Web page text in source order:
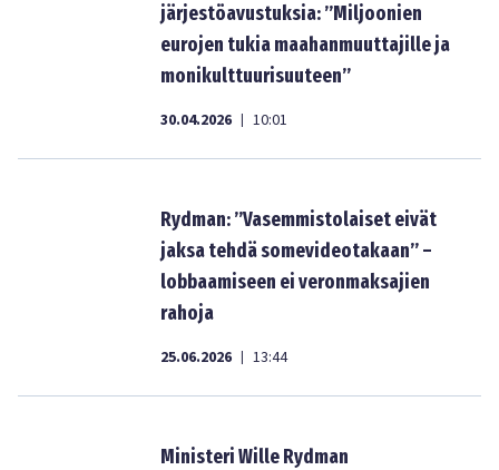
järjestöavustuksia: ”Miljoonien
eurojen tukia maahanmuuttajille ja
monikulttuurisuuteen”
30.04.2026 | 10:01
Rydman: ”Vasemmistolaiset eivät
jaksa tehdä somevideotakaan” –
lobbaamiseen ei veronmaksajien
rahoja
25.06.2026 | 13:44
Ministeri Wille Rydman